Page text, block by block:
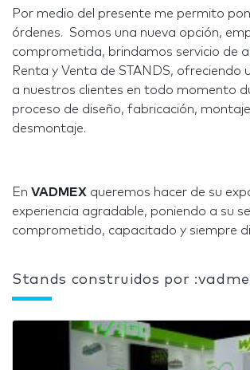
Por medio del presente me permito
órdenes. Somos una nueva opción,
comprometida, brindamos servicio de
Renta y Venta de STANDS, ofreciendo
a nuestros clientes en todo momento
proceso de diseño, fabricación,
desmontaje.
En VADMEX queremos hacer de su
experiencia agradable, poniendo a su
comprometido, capacitado y siempre
Stands construidos por